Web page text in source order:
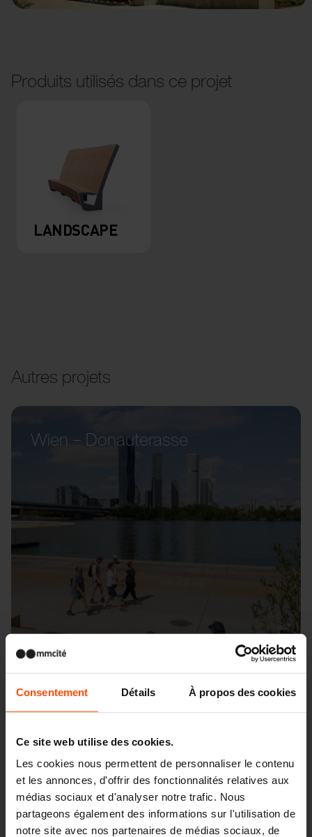
Consentement Détails À propos des cookies
Ce site web utilise des cookies.
Les cookies nous permettent de personnaliser le contenu
et les annonces, d'offrir des fonctionnalités relatives aux
médias sociaux et d'analyser notre trafic. Nous
partageons également des informations sur l'utilisation de
notre site avec nos partenaires de médias sociaux, de
Produits utilisés dans ce projet
LANDSCAPE
Autres projets
Wien – Donauterasse
Seattle – Popup park